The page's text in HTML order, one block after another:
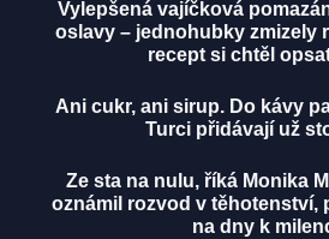
Vylepšená vajíčková
oslavy – jednohubky zmizely
recept si chtěl
Ani cukr, ani sirup. Do kávy
Turci přidávají už
Ze sta na nulu, říká Monika
oznámil rozvod v těhotenství,
na dny k